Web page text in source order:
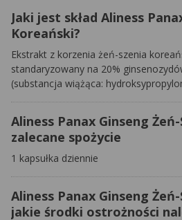
Jaki jest skład Aliness
Koreański?
Ekstrakt z korzenia żeń-szenia
standaryzowany na 20%
(substancja wiążąca:
Aliness Panax Ginseng
zalecane spożycie
1 kapsułka dziennie
Aliness Panax Ginseng
jakie środki ostrożności